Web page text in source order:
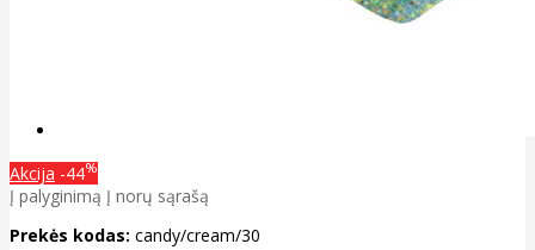
Akcija -44%
Į palyginimą Į norų sąrašą
Prekės kodas: candy/cream/30